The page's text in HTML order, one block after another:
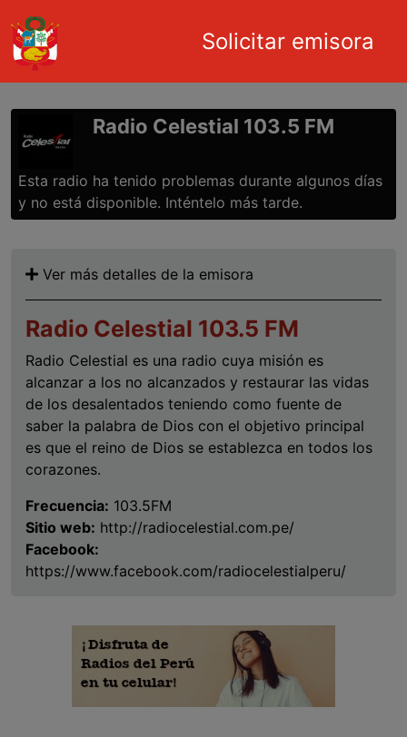
Pasar al contenido principal
Main navigation
Solicitar emisora
Radio Celestial 103.5 FM
Esta radio ha tenido problemas durante algunos días
y no está disponible. Inténtelo más tarde.
Ver más detalles de la emisora
Radio Celestial 103.5 FM
Radio Celestial es una radio cuya misión es
alcanzar a los no alcanzados y restaurar las vidas
de los desalentados teniendo como fuente de
saber la palabra de Dios con el objetivo principal
es que el reino de Dios se establezca en todos los
corazones.
Frecuencia: 103.5FM
Sitio web: http://radiocelestial.com.pe/
Facebook:
https://www.facebook.com/radiocelestialperu/